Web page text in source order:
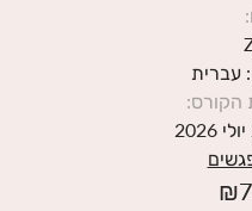
:
: עברית
הקורס:
₪